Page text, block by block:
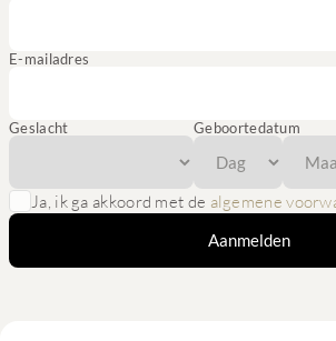
E-mailadres
Geslacht Geboortedatum
Ja, ik ga akkoord met de algemene
Aanmelden